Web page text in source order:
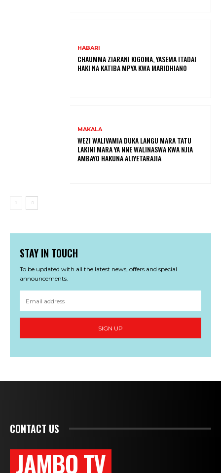
HABARI
CHAUMMA ZIARANI KIGOMA, YASEMA ITADAI
HAKI NA KATIBA MPYA KWA MARIDHIANO
MAKALA
WEZI WALIVAMIA DUKA LANGU MARA TATU
LAKINI MARA YA NNE WALINASWA KWA NJIA
AMBAYO HAKUNA ALIYETARAJIA
STAY IN TOUCH
To be updated with all the latest news, offers and special
announcements.
SIGN UP
CONTACT US
JAMBO TV